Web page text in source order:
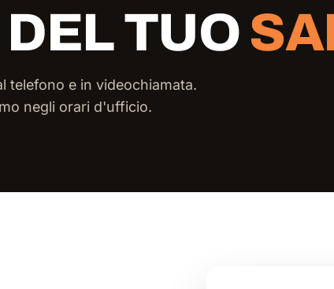
TUO
telefono e in videochiamata.
negli orari d'ufficio.